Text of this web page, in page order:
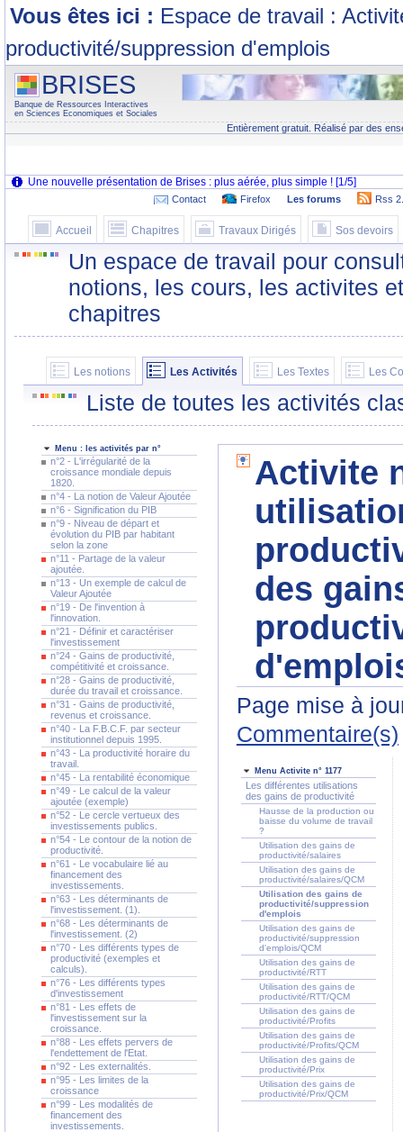
Vous êtes ici : Espace de travail :
productivité/suppression d'emplois
BRISES
Banque de Ressources Interactives
en Sciences Economiques et Sociales
Entièrement gratuit. Réalisé par des
Contact Firefox Les forums Rss
Accueil Chapitres Travaux Dirigés Sos devoirs
Un espace de travail pour
notions, les cours, les activites
chapitres
Les notions Les Activités Les Textes Les
Liste de toutes les activités
Menu : les activités par n°
n°2 - L'irrégularité de la
croissance mondiale depuis
1820.
n°4 - La notion de Valeur Ajoutée
n°6 - Signification du PIB
n°9 - Niveau de départ et
évolution du PIB par habitant
selon la zone
n°11 - Partage de la valeur
ajoutée.
n°13 - Un exemple de calcul de
Valeur Ajoutée
n°19 - De l'invention à
l'innovation.
n°21 - Définir et caractériser
l'investissement
n°24 - Gains de productivité,
compétitivité et croissance.
n°28 - Gains de productivité,
durée du travail et croissance.
n°31 - Gains de productivité,
revenus et croissance.
n°40 - La F.B.C.F. par secteur
institutionnel depuis 1995.
n°43 - La productivité horaire du
travail.
n°45 - La rentabilité économique
n°49 - Le calcul de la valeur
ajoutée (exemple)
n°52 - Le cercle vertueux des
investissements publics.
n°54 - Le contour de la notion de
productivité.
n°61 - Le vocabulaire lié au
financement des
investissements.
n°63 - Les déterminants de
l'investissement. (1).
n°68 - Les déterminants de
l'investissement. (2)
n°70 - Les différents types de
productivité (exemples et
calculs).
n°76 - Les différents types
d'investissement
n°81 - Les effets de
l'investissement sur la
croissance.
n°88 - Les effets pervers de
l'endettement de l'Etat.
n°92 - Les externalités.
n°95 - Les limites de la
croissance
n°99 - Les modalités de
financement des
investissements.
Activite
des
Page mise à
Commentaire(s)
Menu Activite n° 1177
Les différentes utilisations
des gains de productivité
Hausse de la production ou
baisse du volume de travail
?
Utilisation des gains de
productivité/salaires
Utilisation des gains de
productivité/salaires/QCM
Utilisation des gains de
productivité/suppression
d'emplois
Utilisation des gains de
productivité/suppression
d'emplois/QCM
Utilisation des gains de
productivité/RTT
Utilisation des gains de
productivité/RTT/QCM
Utilisation des gains de
productivité/Profits
Utilisation des gains de
productivité/Profits/QCM
Utilisation des gains de
productivité/Prix
Utilisation des gains de
productivité/Prix/QCM